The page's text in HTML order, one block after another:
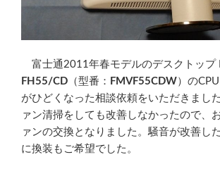
富士通2011年春モデルのデスクトップ
FH55/CD （型番： FMVF55CDW）の
がひどくなった相談依頼をいただきまし
ァン清掃をしても改善しなかったので、
ァンの交換となりました。騒音が改善し
に換装もご希望でした。